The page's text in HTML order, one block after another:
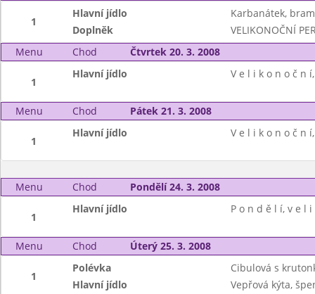
1
Hlavní jídlo
Karbanátek,
Doplněk
VELIKONOČNÍ
Menu
Chod Čtvrtek 20. 3. 2008
1
Hlavní jídlo V e l i k o n o č n
Menu Chod Pátek 21. 3. 2008
1
Hlavní jídlo V e l i k o n o č n
Menu Chod Pondělí 24. 3. 2008
1
Hlavní jídlo P o n d ě l í, v e l
Menu Chod Úterý 25. 3. 2008
1
Polévka
Cibulová s
Hlavní jídlo
Vepřová kýta,